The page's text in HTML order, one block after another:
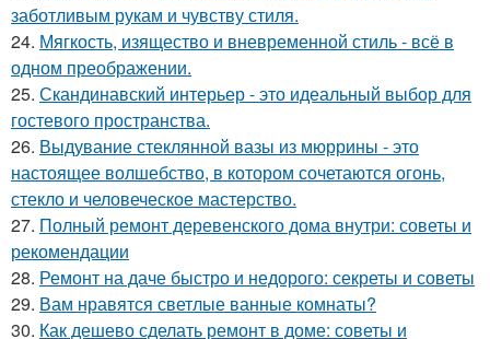
заботливым рукам и чувству стиля.
24. Мягкость, изящество и вневременной стиль - всё в
одном преображении.
25. Скандинавский интерьер - это идеальный выбор для
гостевого пространства.
26. Выдувание стеклянной вазы из мюррины - это
настоящее волшебство, в котором сочетаются огонь,
стекло и человеческое мастерство.
27. Полный ремонт деревенского дома внутри: советы и
рекомендации
28. Ремонт на даче быстро и недорого: секреты и советы
29. Вам нравятся светлые ванные комнаты?
30. Как дешево сделать ремонт в доме: советы и